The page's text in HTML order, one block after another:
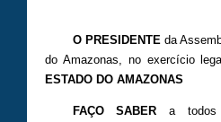
O PRESIDENTEda
do Amazonas, no exercício legal
ESTADO DO AMAZONAS
FAÇO SABER a todos